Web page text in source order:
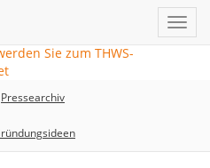
Pressearchiv